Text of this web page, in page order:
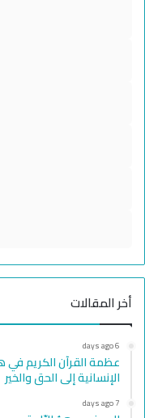
أخر المقالات
6 days ago
عظمة القرآن الكريم في
الإنسانية إلى الحق والخير
7 days ago